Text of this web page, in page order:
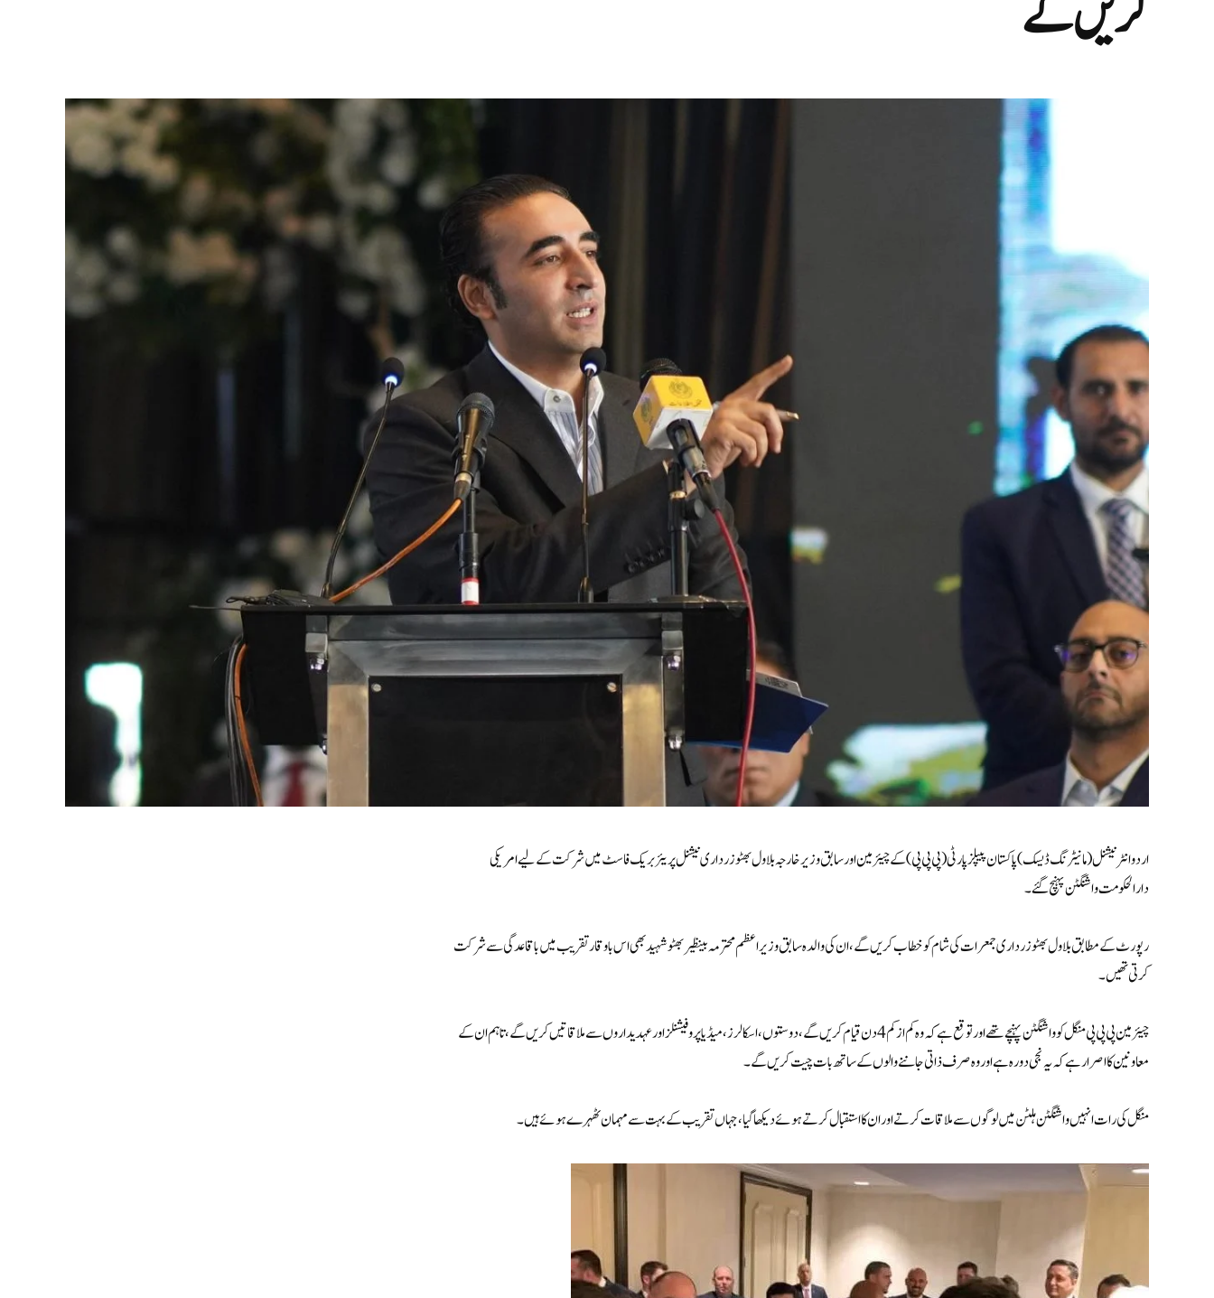
کریں گے
اردو انٹرنیشنل (مانیٹرنگ ڈیسک) پاکستان پیپلز پارٹی (پی پی پی) کے چیئرمین اور سابق وزیر خارجہ بلاول بھٹو زرداری نیشنل پریئر بریک فاسٹ میں شرکت کے لیے امریکی
دارالحکومت واشنگٹن پہنچ گئے۔
رپورٹ کے مطابق بلاول بھٹو زرداری جمعرات کی شام کو خطاب کریں گے، ان کی والدہ سابق وزیر اعظم محترمہ بینظیر بھٹو شہید بھی اس باوقار تقریب میں باقاعدگی سے شرکت
کرتی تھیں۔
چیئرمین پی پی پی منگل کو واشنگٹن پہنچے تھے اور توقع ہے کہ وہ کم از کم 4 دن قیام کریں گے، دوستوں، اسکالرز، میڈیا پروفیشنلز اور عہدیداروں سے ملاقاتیں کریں گے، تاہم ان کے
معاونین کا اصرار ہے کہ یہ نجی دورہ ہے اور وہ صرف ذاتی جاننے والوں کے ساتھ بات چیت کریں گے۔
منگل کی رات انہیں واشنگٹن ہلٹن میں لوگوں سے ملاقات کرتے اور ان کا استقبال کرتے ہوئے دیکھا گیا، جہاں تقریب کے بہت سے مہمان ٹھہرے ہوئے ہیں۔